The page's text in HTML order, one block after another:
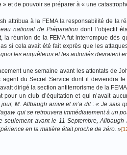
» et de pouvoir se préparer à « une
attribua à la FEMA la responsabilité de la
national de Préparation dont l’objectif
la réunion de la FEMA fut interrompue dès
si cela avait été fait exprès que les
les enquêteurs et les autorités devraient
une semaine avant les attentats de
du Secret Service dont il deviendra
dirigé la section antiterrorisme de la
un club d’équitation et qui n’avait
jour, M. Allbaugh arrive et m’a dit : « Je sais
qui se retrouvera immédiatement à un
avant le 11-Septembre,
en la matière était proche de zéro. »